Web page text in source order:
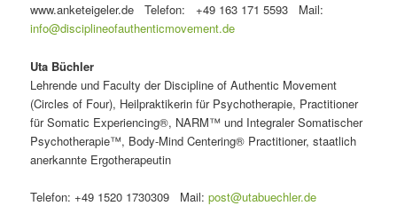
www.anketeigeler.de Telefon: +49 163 171 5593 Mail:
info@disciplineofauthenticmovement.de
Uta Büchler
Lehrende und Faculty der Discipline of Authentic Movement
(Circles of Four), Heilpraktikerin für Psychotherapie, Practitioner
für Somatic Experiencing®, NARM™ und Integraler Somatischer
Psychotherapie™, Body-Mind Centering® Practitioner, staatlich
anerkannte Ergotherapeutin
Telefon: +49 1520 1730309 Mail:post@utabuechler.de